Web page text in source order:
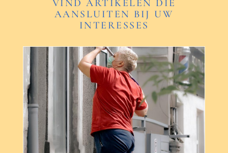
VIND ARTIKELEN DIE
AANSLUITEN BIJ UW
INTERESSES